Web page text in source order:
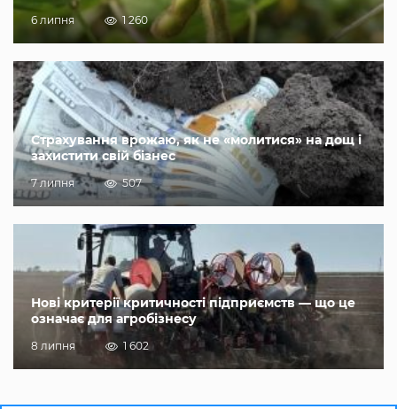
6 липня 1 260
Страхування врожаю, як не «молитися» на дощ і
захистити свій бізнес
7 липня 507
Нові критерії критичності підприємств — що це
означає для агробізнесу
8 липня 1 602